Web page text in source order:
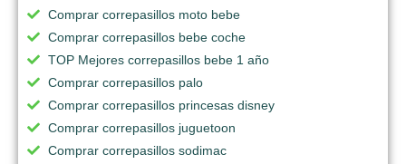
Comprar correpasillos moto bebe
Comprar correpasillos bebe coche
TOP Mejores correpasillos bebe 1 año
Comprar correpasillos palo
Comprar correpasillos princesas disney
Comprar correpasillos juguetoon
Comprar correpasillos sodimac